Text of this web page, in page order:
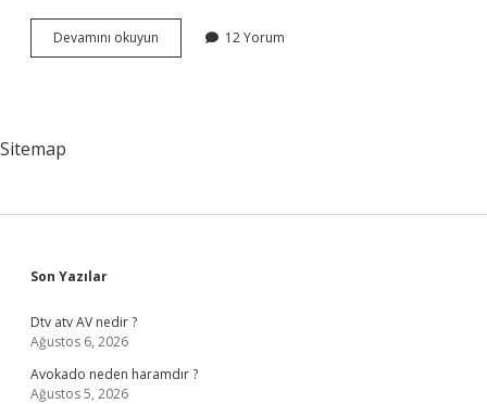
Devamını okuyun Overfitting
Nasıl
12 Yorum
Sitemap
Sidebar
Son Yazılar
Dtv atv AV nedir ?
Ağustos 6, 2026
Avokado neden haramdır ?
Ağustos 5, 2026